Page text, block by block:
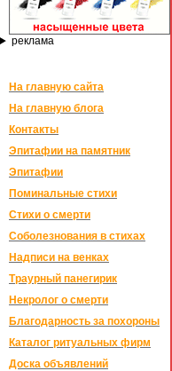
реклама
На главную сайта
На главную блога
Контакты
Эпитафии на памятник
Эпитафии
Поминальные стихи
Стихи о смерти
Соболезнования в стихах
Надписи на венках
Траурный панегирик
Некролог о смерти
Благодарность за похороны
Каталог ритуальных фирм
Доска объявлений